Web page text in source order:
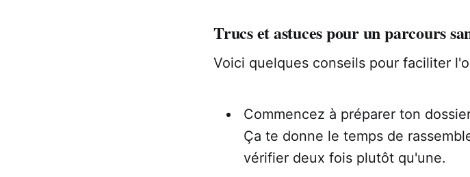
Trucs et astuces pour un parcours
Voici quelques conseils pour faciliter
Commencez à préparer ton
Ça te donne le temps de
vérifier deux fois plutôt qu'une.